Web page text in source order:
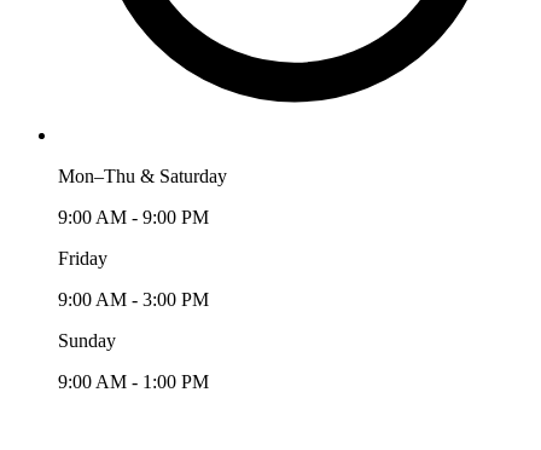
Mon–Thu & Saturday
9:00 AM - 9:00 PM
Friday
9:00 AM - 3:00 PM
Sunday
9:00 AM - 1:00 PM